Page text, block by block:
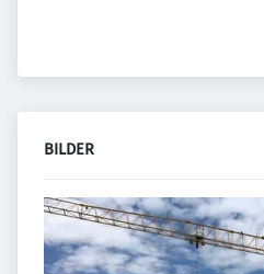
BILDER